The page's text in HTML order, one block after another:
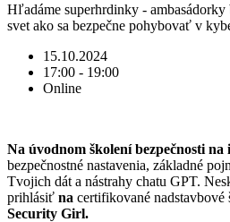
Hľadáme superhrdinky - ambasádorky
svet ako sa bezpečne pohybovať v
15.10.2024
17:00 - 19:00
Online
Na úvodnom školení bezpečnosti na
bezpečnostné nastavenia, základné
Tvojich dát a nástrahy chatu GPT.
prihlásiť na certifikované nadstavbové
Security Girl.